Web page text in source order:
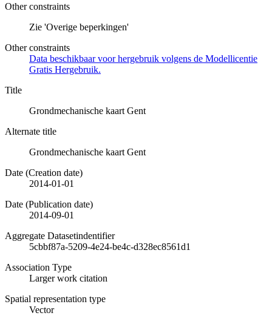
Other constraints
Zie 'Overige beperkingen'
Other constraints
Data beschikbaar voor hergebruik volgens de Modellicentie
Gratis Hergebruik.
Title
Grondmechanische kaart Gent
Alternate title
Grondmechanische kaart Gent
Date (Creation date)
2014-01-01
Date (Publication date)
2014-09-01
Aggregate Datasetindentifier
5cbbf87a-5209-4e24-be4c-d328ec8561d1
Association Type
Larger work citation
Spatial representation type
Vector